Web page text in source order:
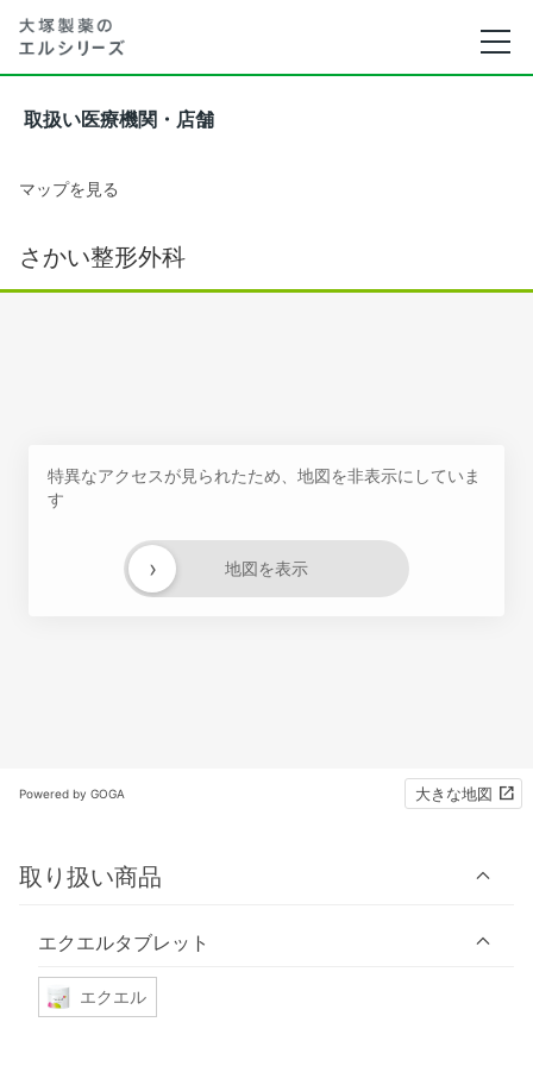
取扱い医療機関・店舗
マップを見る
さかい整形外科
特異なアクセスが見られたため、地図を非表示にしていま
す
地図を表示
›
Powered by GOGA 大きな地図
取り扱い商品
エクエルタブレット
エクエル